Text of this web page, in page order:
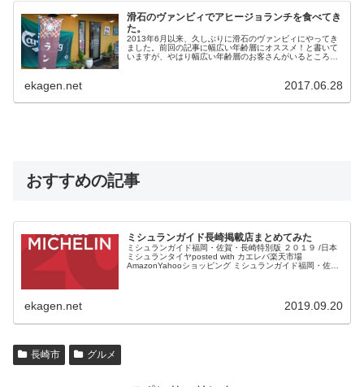
滑石のヴァンビィでアヒージョランチを食べてき
た。
2013年6月以来、久しぶりに滑石のヴァンビィにやってき
ました。前回の記事に幅広い年齢層にオススメ！と書いて
いますが、やはり幅広い年齢層のお客さんがいるところが
ekagen.net 2017.06.28
おすすめの記事
ミシュランガイド長崎掲載店まとめてみた
ミシュランガイド福岡・佐賀・長崎特別版 ２０１９ /日本
ミシュランタイヤposted with カエレバ楽天市場
AmazonYahooショッピング ミシュランガイド福岡・佐
ekagen.net 2019.09.20
長崎市 グルメ